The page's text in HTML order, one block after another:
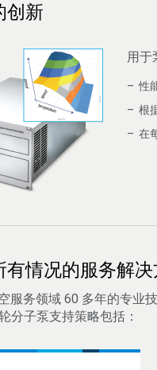
创新
用于
性
根
在
有情况的服务解决
服务领域 60 多年的专业
分子泵支持策略包括：